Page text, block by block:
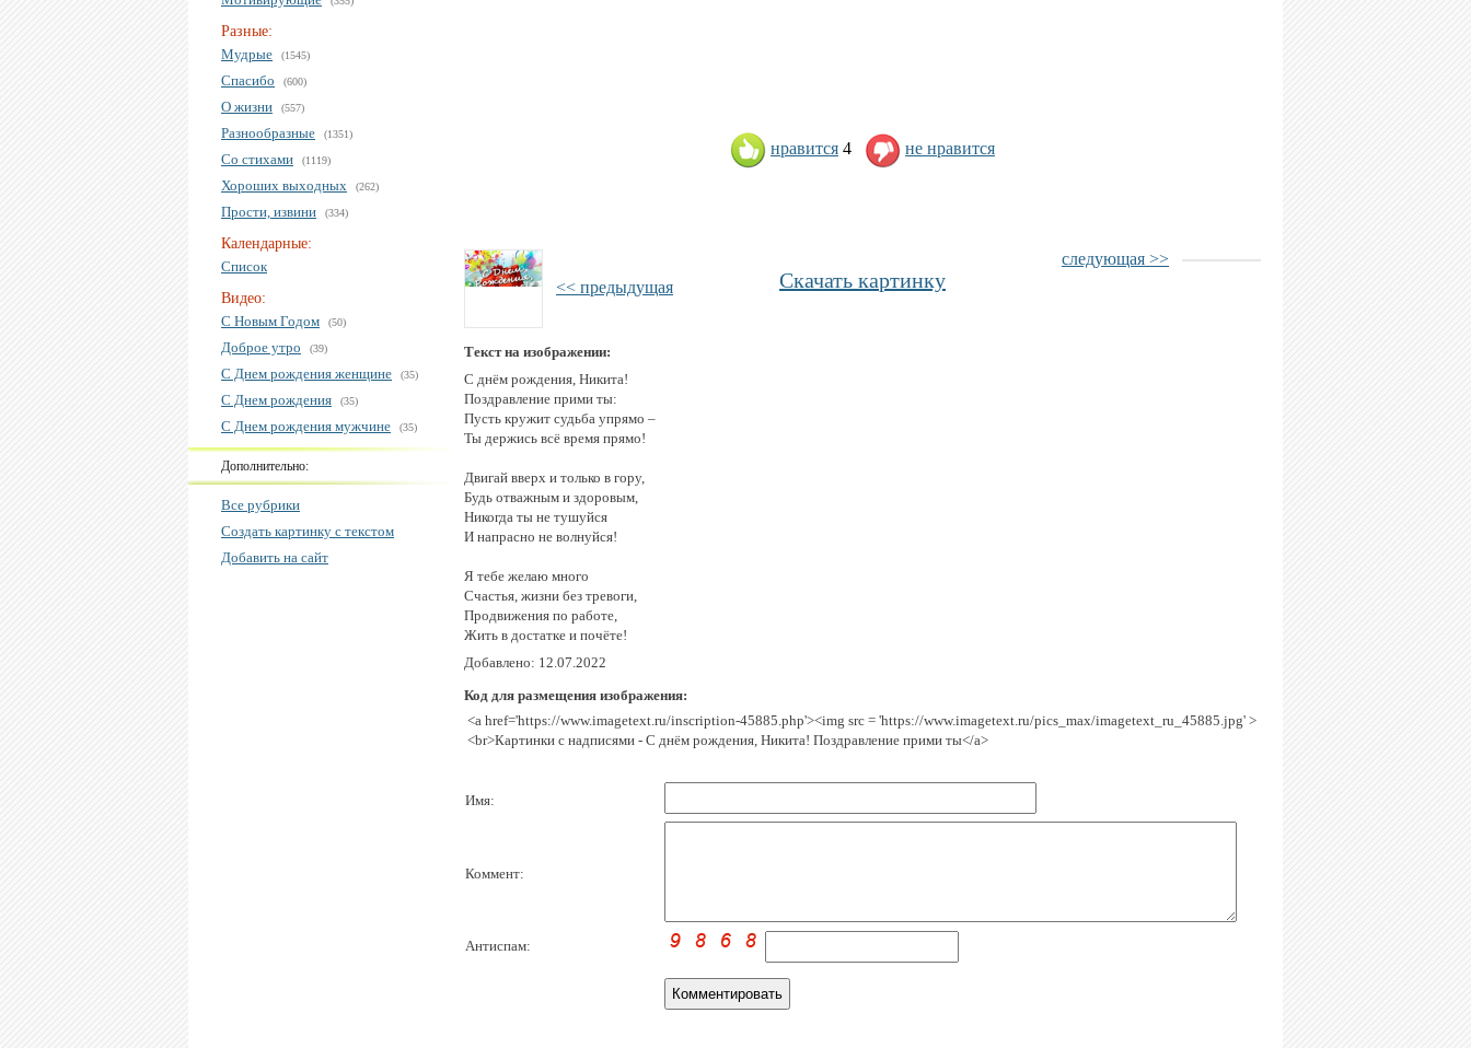
Разные:
Мудрые
(1545)
Спасибо (600)
О жизни (557)
Разнообразные (1351)
Со стихами (1119)
Хороших выходных (262)
Прости, извини (334)
Календарные:
Список
Видео:
С Новым Годом
(50)
Доброе утро (39)
С Днем рождения женщине (35)
С Днем рождения (35)
С Днем рождения мужчине (35)
Дополнительно:
Все рубрики
Создать картинку с текстом
Добавить на сайт
нравится 4 не нравится
<< предыдущая
следующая >>
Скачать картинку
Текст на изображении:
С днём рождения, Никита!
Поздравление прими ты:
Пусть кружит судьба упрямо –
Ты держись всё время прямо!
Двигай вверх и только в гору,
Будь отважным и здоровым,
Никогда ты не тушуйся
И напрасно не волнуйся!
Я тебе желаю много
Счастья, жизни без тревоги,
Продвижения по работе,
Жить в достатке и почёте!
Добавлено: 12.07.2022
Код для размещения изображения:
<a href='https://www.imagetext.ru/inscription-45885.php'><img src = 'https://www.imagetext.ru/pics_max/imagetext_ru_45885.jpg' >
<br>Картинки с надписями - С днём рождения, Никита! Поздравление прими ты</a>
Имя:
Коммент:
Антиспам: